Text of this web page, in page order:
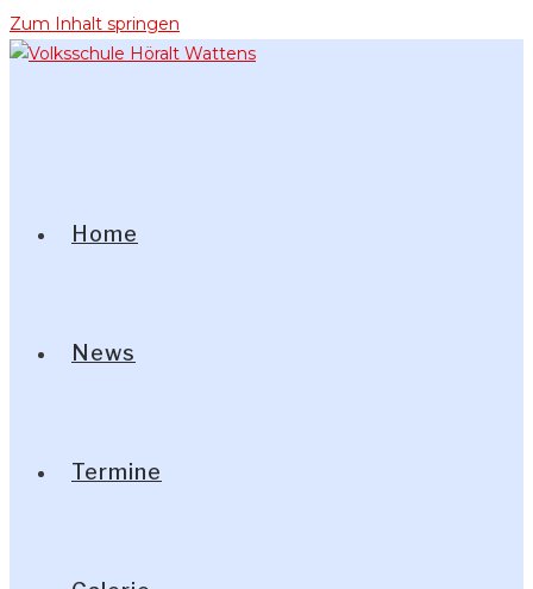
Zum Inhalt springen
Home
News
Termine